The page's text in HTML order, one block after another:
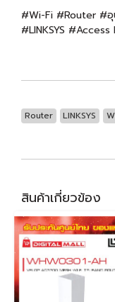
#Wi-Fi #Router #อุ
#LINKSYS
Router LINKSYS
สินค้าเกี่ยวข้อง